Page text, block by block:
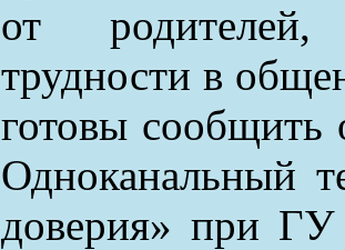
от
трудности в
готовы сообщить
Одноканальный
доверия» при ГУ